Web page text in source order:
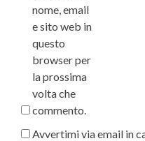
nome, email
e sito web in
questo
browser per
la prossima
volta che
commento.
Avvertimi via email in